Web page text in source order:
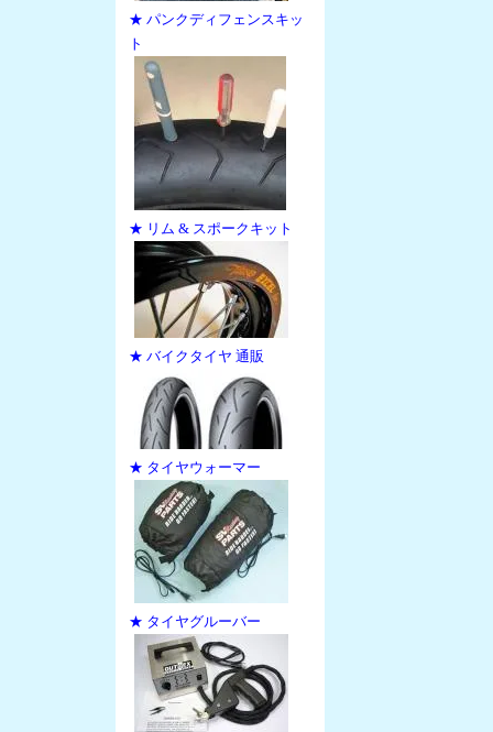
★ パンクディフェンスキッ
ト
★ リム & スポークキット
★ バイクタイヤ 通販
★ タイヤウォーマー
★ タイヤグルーバー